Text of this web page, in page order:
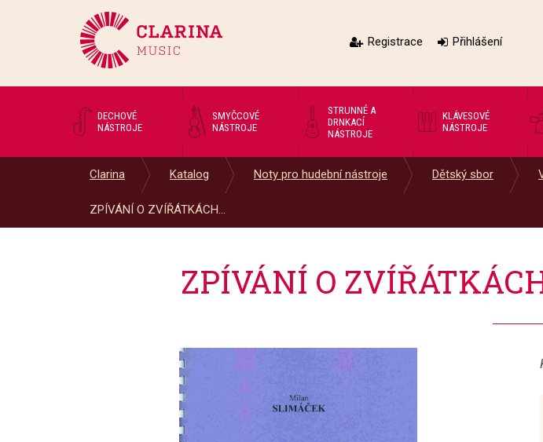
Registrace Přihlášení
DECHOVÉ
NÁSTROJE
SMYČCOVÉ
NÁSTROJE
STRUNNÉ A
DRNKACÍ
NÁSTROJE
KLÁVESOVÉ
NÁSTROJE
Clarina Katalog Noty pro hudební nástroje Dětský sbor
ZPÍVÁNÍ O ZVÍŘÁTKÁCH...
ZPÍVÁNÍ O